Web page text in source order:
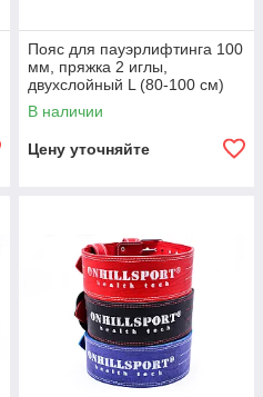
Пояс для пауэрлифтинга 100
мм, пряжка 2 иглы,
двухслойный L (80-100 см)
В наличии
Цену уточняйте